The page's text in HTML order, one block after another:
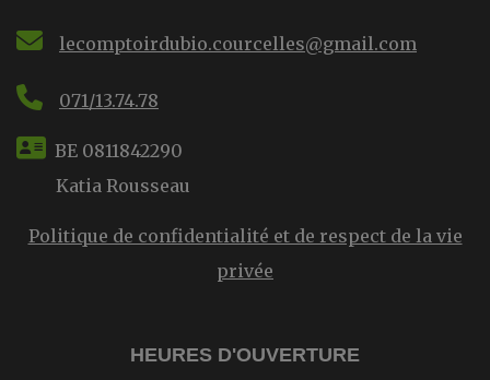
lecomptoirdubio.courcelles@gmail.com
071/13.74.78
BE 0811842290
Katia Rousseau
Politique de confidentialité et de respect de la vie
privée
HEURES D'OUVERTURE